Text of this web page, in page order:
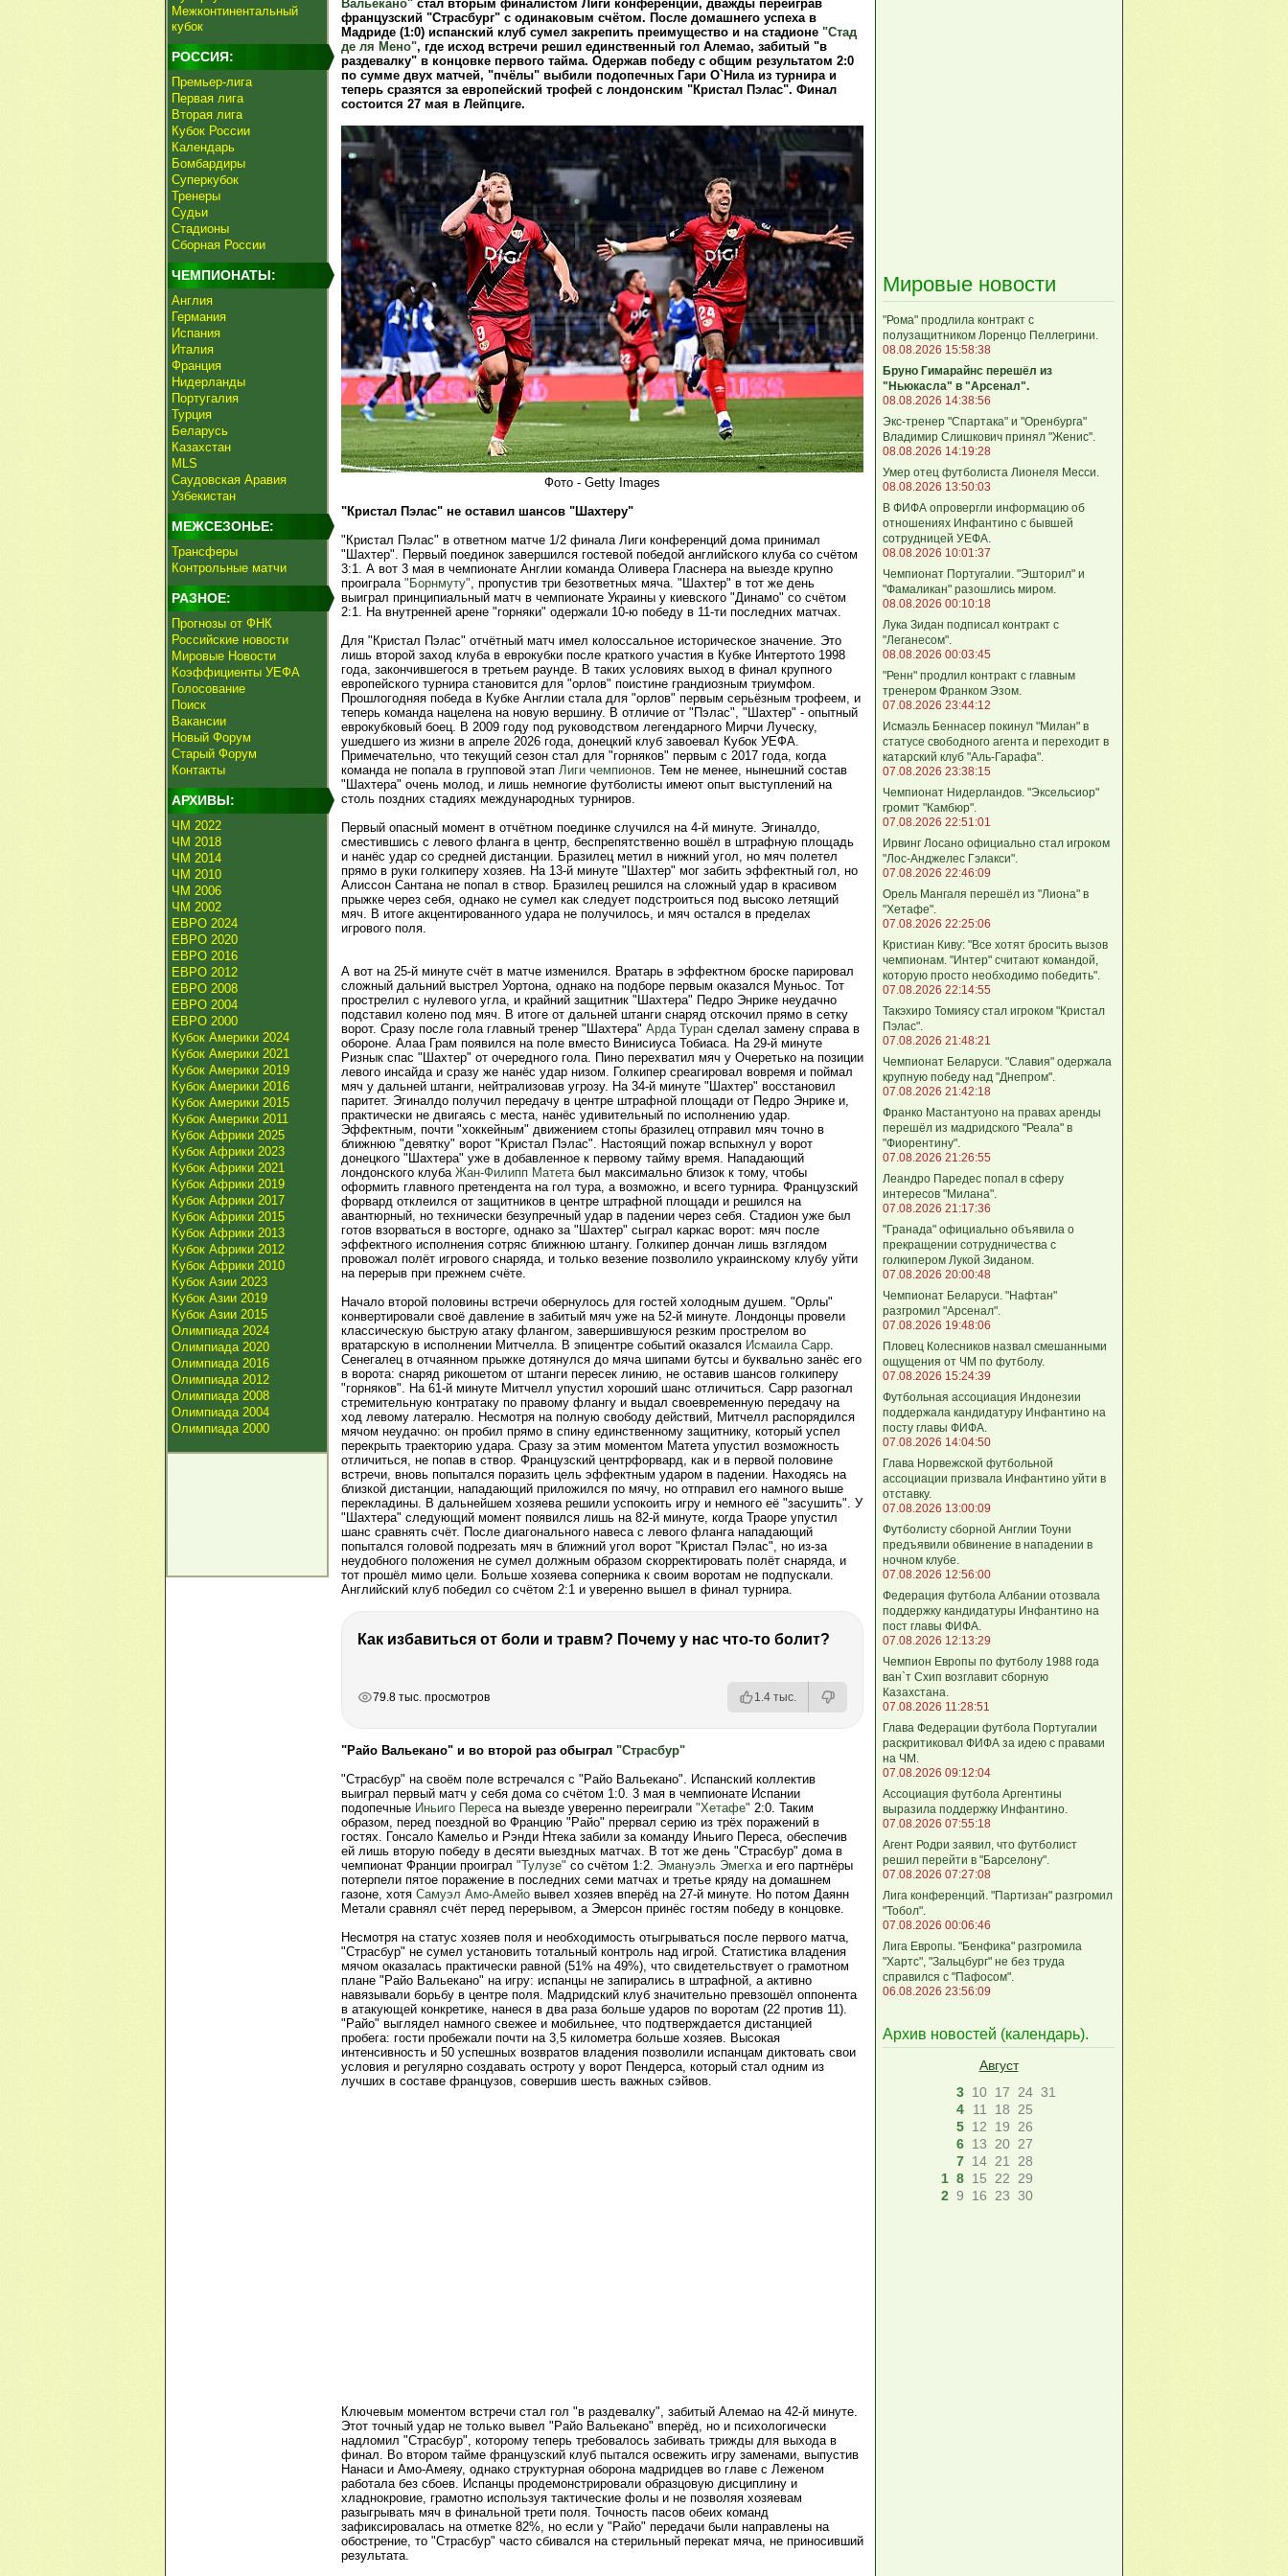
Межконтинентальный
кубок
РОССИЯ:
Премьер-лига
Первая лига
Вторая лига
Кубок России
Календарь
Бомбардиры
Суперкубок
Тренеры
Судьи
Стадионы
Сборная России
ЧЕМПИОНАТЫ:
Англия
Германия
Испания
Италия
Франция
Нидерланды
Португалия
Турция
Беларусь
Казахстан
MLS
Саудовская Аравия
Узбекистан
МЕЖСЕЗОНЬЕ:
Трансферы
Контрольные матчи
РАЗНОЕ:
Прогнозы от ФНК
Российские новости
Мировые Новости
Коэффициенты УЕФА
Голосование
Поиск
Вакансии
Новый Форум
Старый Форум
Контакты
АРХИВЫ:
ЧМ 2022
ЧМ 2018
ЧМ 2014
ЧМ 2010
ЧМ 2006
ЧМ 2002
ЕВРО 2024
ЕВРО 2020
ЕВРО 2016
ЕВРО 2012
ЕВРО 2008
ЕВРО 2004
ЕВРО 2000
Кубок Америки 2024
Кубок Америки 2021
Кубок Америки 2019
Кубок Америки 2016
Кубок Америки 2015
Кубок Америки 2011
Кубок Африки 2025
Кубок Африки 2023
Кубок Африки 2021
Кубок Африки 2019
Кубок Африки 2017
Кубок Африки 2015
Кубок Африки 2013
Кубок Африки 2012
Кубок Африки 2010
Кубок Азии 2023
Кубок Азии 2019
Кубок Азии 2015
Олимпиада 2024
Олимпиада 2020
Олимпиада 2016
Олимпиада 2012
Олимпиада 2008
Олимпиада 2004
Олимпиада 2000
Вальекано"стал вторым финалистом Лиги конференций, дважды переиграв
французский "Страсбург" с одинаковым счётом. После домашнего успеха в
Мадриде (1:0) испанский клуб сумел закрепить преимущество и на стадионе "Стад
де ля Мено", где исход встречи решил единственный гол Алемао, забитый "в
раздевалку" в концовке первого тайма. Одержав победу с общим результатом 2:0
по сумме двух матчей, "пчёлы" выбили подопечных Гари О`Нила из турнира и
теперь сразятся за европейский трофей с лондонским "Кристал Пэлас". Финал
состоится 27 мая в Лейпциге.
Фото - Getty Images
"Кристал Пэлас" не оставил шансов "Шахтеру"
"Кристал Пэлас" в ответном матче 1/2 финала Лиги конференций дома принимал
"Шахтер". Первый поединок завершился гостевой победой английского клуба со счётом
3:1. А вот 3 мая в чемпионате Англии команда Оливера Гласнера на выезде крупно
проиграла "Борнмуту", пропустив три безответных мяча. "Шахтер" в тот же день
выиграл принципиальный матч в чемпионате Украины у киевского "Динамо" со счётом
2:1. На внутренней арене "горняки" одержали 10-ю победу в 11-ти последних матчах.
Для "Кристал Пэлас" отчётный матч имел колоссальное историческое значение. Это
лишь второй заход клуба в еврокубки после краткого участия в Кубке Интертото 1998
года, закончившегося в третьем раунде. В таких условиях выход в финал крупного
европейского турнира становится для "орлов" поистине грандиозным триумфом.
Прошлогодняя победа в Кубке Англии стала для "орлов" первым серьёзным трофеем, и
теперь команда нацелена на новую вершину. В отличие от "Пэлас", "Шахтер" - опытный
еврокубковый боец. В 2009 году под руководством легендарного Мирчи Луческу,
ушедшего из жизни в апреле 2026 года, донецкий клуб завоевал Кубок УЕФА.
Примечательно, что текущий сезон стал для "горняков" первым с 2017 года, когда
команда не попала в групповой этап Лиги чемпионов. Тем не менее, нынешний состав
"Шахтера" очень молод, и лишь немногие футболисты имеют опыт выступлений на
столь поздних стадиях международных турниров.
Первый опасный момент в отчётном поединке случился на 4-й минуте. Эгиналдо,
сместившись с левого фланга в центр, беспрепятственно вошёл в штрафную площадь
и нанёс удар со средней дистанции. Бразилец метил в нижний угол, но мяч полетел
прямо в руки голкиперу хозяев. На 13-й минуте "Шахтер" мог забить эффектный гол, но
Алиссон Сантана не попал в створ. Бразилец решился на сложный удар в красивом
прыжке через себя, однако не сумел как следует подстроиться под высоко летящий
мяч. В итоге акцентированного удара не получилось, и мяч остался в пределах
игрового поля.
А вот на 25-й минуте счёт в матче изменился. Вратарь в эффектном броске парировал
сложный дальний выстрел Уортона, однако на подборе первым оказался Муньос. Тот
прострелил с нулевого угла, и крайний защитник "Шахтера" Педро Энрике неудачно
подставил колено под мяч. В итоге от дальней штанги снаряд отскочил прямо в сетку
ворот. Сразу после гола главный тренер "Шахтера" Арда Турансделал замену справа в
обороне. Алаа Грам появился на поле вместо Винисиуса Тобиаса. На 29-й минуте
Ризнык спас "Шахтер" от очередного гола. Пино перехватил мяч у Очеретько на позиции
левого инсайда и сразу же нанёс удар низом. Голкипер среагировал вовремя и поймал
мяч у дальней штанги, нейтрализовав угрозу. На 34-й минуте "Шахтер" восстановил
паритет. Эгиналдо получил передачу в центре штрафной площади от Педро Энрике и,
практически не двигаясь с места, нанёс удивительный по исполнению удар.
Эффектным, почти "хоккейным" движением стопы бразилец отправил мяч точно в
ближнюю "девятку" ворот "Кристал Пэлас". Настоящий пожар вспыхнул у ворот
донецкого "Шахтера" уже в добавленное к первому тайму время. Нападающий
лондонского клуба Жан-Филипп Матетабыл максимально близок к тому, чтобы
оформить главного претендента на гол тура, а возможно, и всего турнира. Французский
форвард отклеился от защитников в центре штрафной площади и решился на
авантюрный, но технически безупречный удар в падении через себя. Стадион уже был
готов взорваться в восторге, однако за "Шахтер" сыграл каркас ворот: мяч после
эффектного исполнения сотряс ближнюю штангу. Голкипер дончан лишь взглядом
провожал полёт игрового снаряда, и только везение позволило украинскому клубу уйти
на перерыв при прежнем счёте.
Начало второй половины встречи обернулось для гостей холодным душем. "Орлы"
конвертировали своё давление в забитый мяч уже на 52-й минуте. Лондонцы провели
классическую быструю атаку флангом, завершившуюся резким прострелом во
вратарскую в исполнении Митчелла. В эпицентре событий оказался Исмаила Сарр.
Сенегалец в отчаянном прыжке дотянулся до мяча шипами бутсы и буквально занёс его
в ворота: снаряд рикошетом от штанги пересек линию, не оставив шансов голкиперу
"горняков". На 61-й минуте Митчелл упустил хороший шанс отличиться. Сарр разогнал
стремительную контратаку по правому флангу и выдал своевременную передачу на
ход левому латералю. Несмотря на полную свободу действий, Митчелл распорядился
мячом неудачно: он пробил прямо в спину единственному защитнику, который успел
перекрыть траекторию удара. Сразу за этим моментом Матета упустил возможность
отличиться, не попав в створ. Французский центрфорвард, как и в первой половине
встречи, вновь попытался поразить цель эффектным ударом в падении. Находясь на
близкой дистанции, нападающий приложился по мячу, но отправил его намного выше
перекладины. В дальнейшем хозяева решили успокоить игру и немного её "засушить". У
"Шахтера" следующий момент появился лишь на 82-й минуте, когда Траоре упустил
шанс сравнять счёт. После диагонального навеса с левого фланга нападающий
попытался головой подрезать мяч в ближний угол ворот "Кристал Пэлас", но из-за
неудобного положения не сумел должным образом скорректировать полёт снаряда, и
тот прошёл мимо цели. Больше хозяева соперника к своим воротам не подпускали.
Английский клуб победил со счётом 2:1 и уверенно вышел в финал турнира.
Как избавиться от боли и травм? Почему у нас что-то болит?
79.8 тыс. просмотров 1.4 тыс.
"Райо Вальекано" и во второй раз обыграл "Страсбур"
"Страсбур" на своём поле встречался с "Райо Вальекано". Испанский коллектив
выиграл первый матч у себя дома со счётом 1:0. 3 мая в чемпионате Испании
подопечные Иньиго Переса на выезде уверенно переиграли "Хетафе" 2:0. Таким
образом, перед поездной во Францию "Райо" прервал серию из трёх поражений в
гостях. Гонсало Камельо и Рэнди Нтека забили за команду Иньиго Переса, обеспечив
ей лишь вторую победу в десяти выездных матчах. В тот же день "Страсбур" дома в
чемпионат Франции проиграл "Тулузе" со счётом 1:2. Эмануэль Эмегхаи его партнёры
потерпели пятое поражение в последних семи матчах и третье кряду на домашнем
газоне, хотя Самуэл Амо-Амейовывел хозяев вперёд на 27-й минуте. Но потом Даянн
Метали сравнял счёт перед перерывом, а Эмерсон принёс гостям победу в концовке.
Несмотря на статус хозяев поля и необходимость отыгрываться после первого матча,
"Страсбур" не сумел установить тотальный контроль над игрой. Статистика владения
мячом оказалась практически равной (51% на 49%), что свидетельствует о грамотном
плане "Райо Вальекано" на игру: испанцы не запирались в штрафной, а активно
навязывали борьбу в центре поля. Мадридский клуб значительно превзошёл оппонента
в атакующей конкретике, нанеся в два раза больше ударов по воротам (22 против 11).
"Райо" выглядел намного свежее и мобильнее, что подтверждается дистанцией
пробега: гости пробежали почти на 3,5 километра больше хозяев. Высокая
интенсивность и 50 успешных возвратов владения позволили испанцам диктовать свои
условия и регулярно создавать остроту у ворот Пендерса, который стал одним из
лучших в составе французов, совершив шесть важных сэйвов.
Ключевым моментом встречи стал гол "в раздевалку", забитый Алемао на 42-й минуте.
Этот точный удар не только вывел "Райо Вальекано" вперёд, но и психологически
надломил "Страсбур", которому теперь требовалось забивать трижды для выхода в
финал. Во втором тайме французский клуб пытался освежить игру заменами, выпустив
Нанаси и Амо-Амеяу, однако структурная оборона мадридцев во главе с Леженом
работала без сбоев. Испанцы продемонстрировали образцовую дисциплину и
хладнокровие, грамотно используя тактические фолы и не позволяя хозяевам
разыгрывать мяч в финальной трети поля. Точность пасов обеих команд
зафиксировалась на отметке 82%, но если у "Райо" передачи были направлены на
обострение, то "Страсбур" часто сбивался на стерильный перекат мяча, не приносивший
результата.
Мировые новости
"Рома" продлила контракт с
полузащитником Лоренцо Пеллегрини.
08.08.2026 15:58:38
Бруно Гимарайнс перешёл из
"Ньюкасла" в "Арсенал".
08.08.2026 14:38:56
Экс-тренер "Спартака" и "Оренбурга"
Владимир Слишкович принял "Женис".
08.08.2026 14:19:28
Умер отец футболиста Лионеля Месси.
08.08.2026 13:50:03
В ФИФА опровергли информацию об
отношениях Инфантино с бывшей
сотрудницей УЕФА.
08.08.2026 10:01:37
Чемпионат Португалии. "Эшторил" и
"Фамаликан" разошлись миром.
08.08.2026 00:10:18
Лука Зидан подписал контракт с
"Леганесом".
08.08.2026 00:03:45
"Ренн" продлил контракт с главным
тренером Франком Эзом.
07.08.2026 23:44:12
Исмаэль Беннасер покинул "Милан" в
статусе свободного агента и переходит в
катарский клуб "Аль-Гарафа".
07.08.2026 23:38:15
Чемпионат Нидерландов. "Эксельсиор"
громит "Камбюр".
07.08.2026 22:51:01
Ирвинг Лосано официально стал игроком
"Лос-Анджелес Гэлакси".
07.08.2026 22:46:09
Орель Мангаля перешёл из "Лиона" в
"Хетафе".
07.08.2026 22:25:06
Кристиан Киву: "Все хотят бросить вызов
чемпионам. "Интер" считают командой,
которую просто необходимо победить".
07.08.2026 22:14:55
Такэхиро Томиясу стал игроком "Кристал
Пэлас".
07.08.2026 21:48:21
Чемпионат Беларуси. "Славия" одержала
крупную победу над "Днепром".
07.08.2026 21:42:18
Франко Мастантуоно на правах аренды
перешёл из мадридского "Реала" в
"Фиорентину".
07.08.2026 21:26:55
Леандро Паредес попал в сферу
интересов "Милана".
07.08.2026 21:17:36
"Гранада" официально объявила о
прекращении сотрудничества с
голкипером Лукой Зиданом.
07.08.2026 20:00:48
Чемпионат Беларуси. "Нафтан"
разгромил "Арсенал".
07.08.2026 19:48:06
Пловец Колесников назвал смешанными
ощущения от ЧМ по футболу.
07.08.2026 15:24:39
Футбольная ассоциация Индонезии
поддержала кандидатуру Инфантино на
посту главы ФИФА.
07.08.2026 14:04:50
Глава Норвежской футбольной
ассоциации призвала Инфантино уйти в
отставку.
07.08.2026 13:00:09
Футболисту сборной Англии Тоуни
предъявили обвинение в нападении в
ночном клубе.
07.08.2026 12:56:00
Федерация футбола Албании отозвала
поддержку кандидатуры Инфантино на
пост главы ФИФА.
07.08.2026 12:13:29
Чемпион Европы по футболу 1988 года
ван`т Схип возглавит сборную
Казахстана.
07.08.2026 11:28:51
Глава Федерации футбола Португалии
раскритиковал ФИФА за идею с правами
на ЧМ.
07.08.2026 09:12:04
Ассоциация футбола Аргентины
выразила поддержку Инфантино.
07.08.2026 07:55:18
Агент Родри заявил, что футболист
решил перейти в "Барселону".
07.08.2026 07:27:08
Лига кoнференций. "Партизан" разгромил
"Тобол".
07.08.2026 00:06:46
Лига Европы. "Бенфика" разгромила
"Хартс", "Зальцбург" не без труда
справился с "Пафосом".
06.08.2026 23:56:09
Архив новостей (календарь).
Август
3 10 17 24 31
4
11 18
25
5 12 19
26
6 13 20 27
7 14 21
28
1 8 15 22
29
2 9 16 23 30